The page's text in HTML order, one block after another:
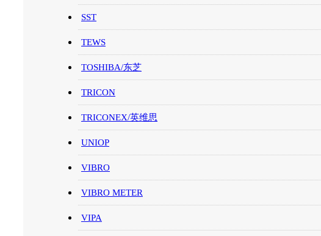
SST
TEWS
TOSHIBA/东芝
TRICON
TRICONEX/英维思
UNIOP
VIBRO
VIBRO METER
VIPA